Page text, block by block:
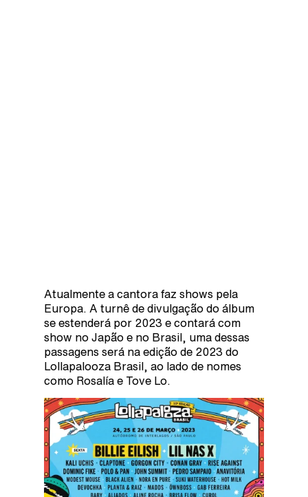
Atualmente a cantora faz shows pela
Europa. A turnê de divulgação do álbum
se estenderá por 2023 e contará com
show no Japão e no Brasil, uma dessas
passagens será na edição de 2023 do
Lollapalooza Brasil, ao lado de nomes
como Rosalía e Tove Lo.